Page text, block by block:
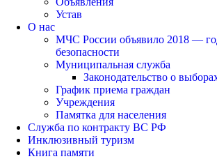
Устав
О нас
МЧС России объявило 2018 —
безопасности
Муниципальная служба
Законодательство о
График приема граждан
Учреждения
Памятка для населения
Служба по контракту ВС РФ
Инклюзивный туризм
Книга памяти